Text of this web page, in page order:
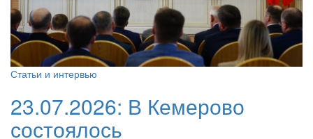
Статьи и интервью
23.07.2026: В Кемерово
состоялось